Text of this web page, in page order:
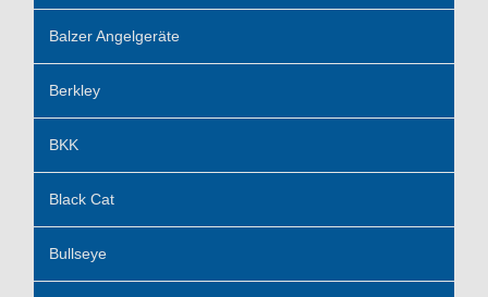
Balzer Angelgeräte
Berkley
BKK
Black Cat
Bullseye